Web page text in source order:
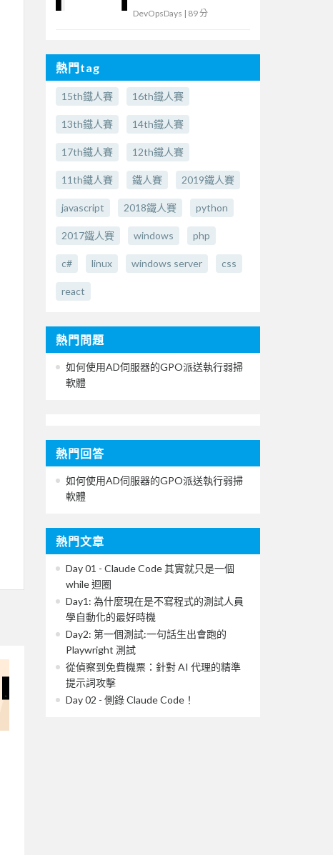
Workflows 打造
DevOpsDays | 89 分
熱門tag
15th鐵人賽 16th鐵人賽
13th鐵人賽 14th鐵人賽
17th鐵人賽 12th鐵人賽
11th鐵人賽 鐵人賽 2019鐵人賽
javascript 2018鐵人賽 python
2017鐵人賽 windows php
c# linux windows server css
react
熱門問題
如何使用AD伺服器的GPO派送執行弱掃
軟體
熱門回答
如何使用AD伺服器的GPO派送執行弱掃
軟體
熱門文章
Day 01 - Claude Code 其實就只是一個
while 迴圈
Day1: 為什麼現在是不寫程式的測試人員
學自動化的最好時機
Day2: 第一個測試:一句話生出會跑的
Playwright 測試
從偵察到免費機票：針對 AI 代理的精準
提示詞攻擊
Day 02 - 側錄 Claude Code！